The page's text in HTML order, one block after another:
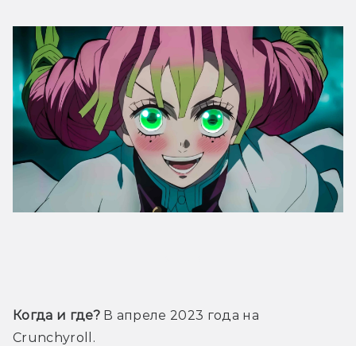
Когда и где? В апреле 2023 года на
Crunchyroll.